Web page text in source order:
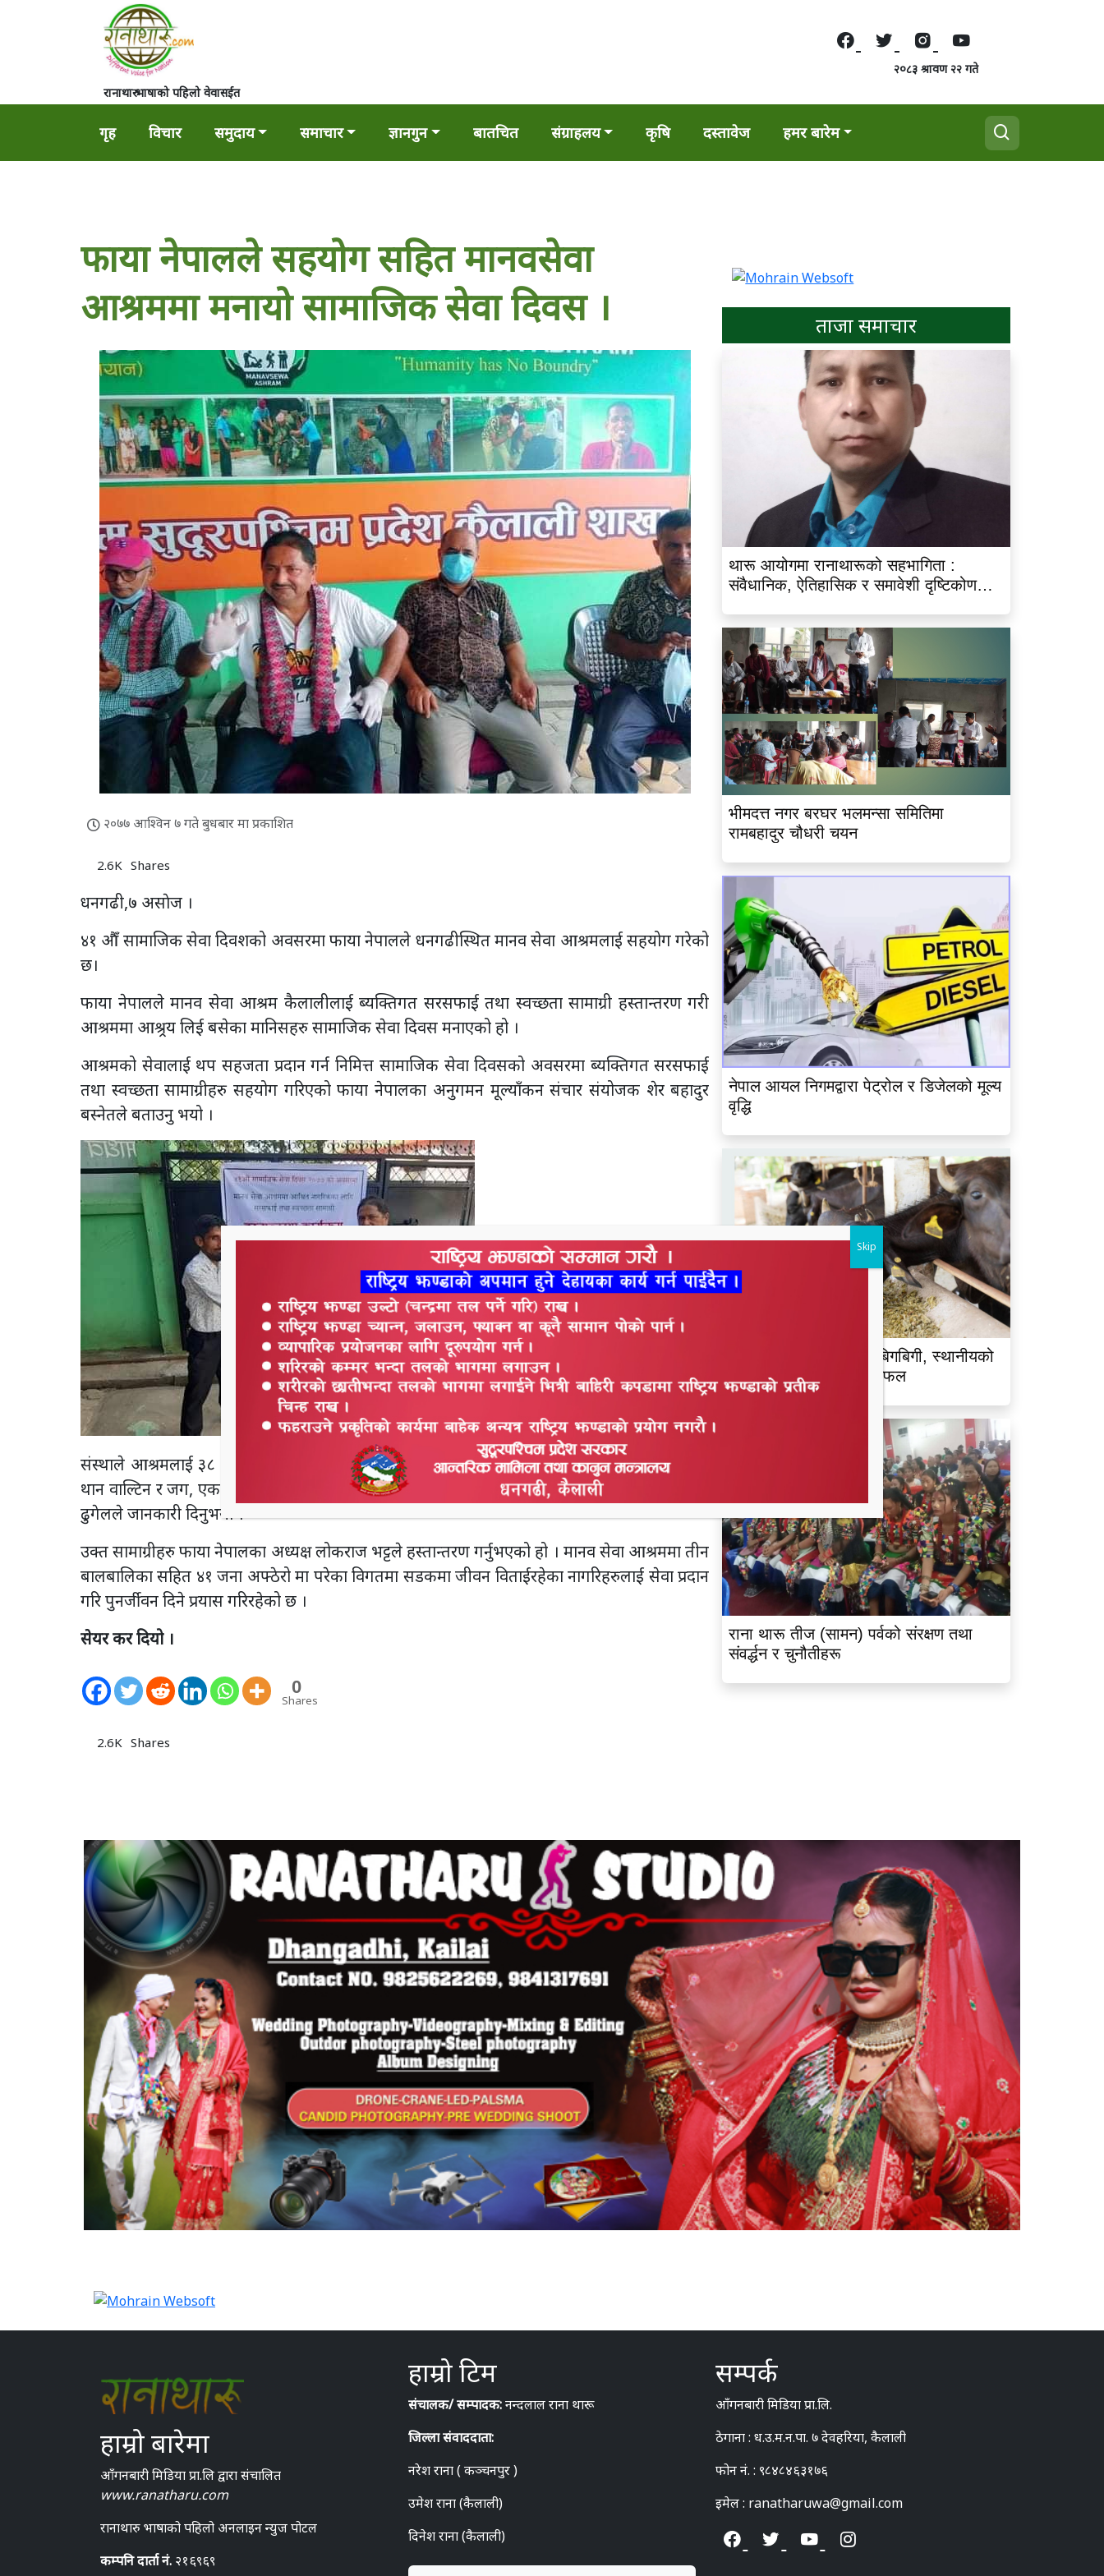
रानाथारु भाषाको पहिलो वेवासईत
२०८३ श्रावण २२ गते
गृह विचार समुदाय समाचार ज्ञानगुन बातचित संग्राहलय कृषि दस्तावेज हमर बारेम
फाया नेपालले सहयोग सहित मानवसेवा
आश्रममा मनायो सामाजिक सेवा दिवस ।
२०७७ आश्विन ७ गते बुधबार मा प्रकाशित
2.6K Shares
धनगढी,७ असाेज ।
४१ औँ सामाजिक सेवा दिवशको अवसरमा फाया नेपालले धनगढीस्थित मानव सेवा आश्रमलाई सहयोग गरेको
छ।
फाया नेपालले मानव सेवा आश्रम कैलालीलाई ब्यक्तिगत सरसफाई तथा स्वच्छता सामाग्री हस्तान्तरण गरी
आश्रममा आश्र्रय लिई बसेका मानिसहरु सामाजिक सेवा दिवस मनाएको हो ।
आश्रमको सेवालाई थप सहजता प्रदान गर्न निमित्त सामाजिक सेवा दिवसको अवसरमा ब्यक्तिगत सरसफाई
तथा स्वच्छता सामाग्रीहरु सहयोग गरिएको फाया नेपालका अनुगमन मूल्याँकन संचार संयोजक शेर बहादुर
बस्नेतले बताउनु भयो ।
संस्थाले आश्रमलाई ३८ थान ब्रस, ३८ थान नुहाउने साबुन, ३८ थान लुगा धुने साबुन, ३८ थान नङ कटर, ५र५
थान वाल्टिन र जग, एक थान त्रिपाल हस्तान्तरण गरेको फाया नेपालका निती तथा साझेदार संयोजक धनपति
ढुगेलले जानकारी दिनुभयो ।
उक्त सामाग्रीहरु फाया नेपालका अध्यक्ष लोकराज भट्टले हस्तान्तरण गर्नुभएको हो । मानव सेवा आश्रममा तीन
बालबालिका सहित ४१ जना अफ्ठेरो मा परेका विगतमा सडकमा जीवन विताईरहेका नागरिहरुलाई सेवा प्रदान
गरि पुनर्जीवन दिने प्रयास गरिरहेको छ ।
सेयर कर दियो ।
0
Shares
2.6K Shares
ताजा समाचार
थारू आयोगमा रानाथारूको सहभागिता :
संवैधानिक, ऐतिहासिक र समावेशी दृष्टिकोणबाट
भीमदत्त नगर बरघर भलमन्सा समितिमा
रामबहादुर चौधरी चयन
नेपाल आयल निगमद्वारा पेट्रोल र डिजेलको मूल्य
वृद्धि
लालझाडीमा भैंसी चोरीको बिगबिगी, स्थानीयको
सक्रियतापछि चोर भाग्न सफल
राना थारू तीज (सामन) पर्वको संरक्षण तथा
संवर्द्धन र चुनौतीहरू
हाम्रो बारेमा
आँगनबारी मिडिया प्रा.लि द्वारा संचालित
www.ranatharu.com
रानाथारु भाषाको पहिलो अनलाइन न्युज पोटल
कम्पनि दार्ता नं. २१६९६९
हाम्रो टिम
संचालक/ सम्पादक:नन्दलाल राना थारू
जिल्ला संवाददाता:
नरेश राना ( कञ्चनपुर )
उमेश राना (कैलाली)
दिनेश राना (कैलाली)
सम्पर्क
आँगनबारी मिडिया प्रा.लि.
ठेगाना : ध.उ.म.न.पा. ७ देवहरिया, कैलाली
फोन नं. : ९८४८४६३१७६
इमेल : ranatharuwa@gmail.com
Skip